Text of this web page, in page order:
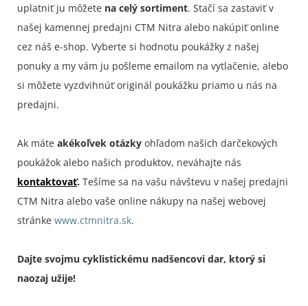
uplatniť ju môžete na celý sortiment. Stačí sa zastaviť v
našej kamennej predajni CTM Nitra alebo nakúpiť online
cez náš e-shop. Vyberte si hodnotu poukážky z našej
ponuky a my vám ju pošleme emailom na vytlačenie, alebo
si môžete vyzdvihnúť originál poukážku priamo u nás na
predajni.
Ak máte akékoľvek otázky ohľadom našich darčekových
poukážok alebo našich produktov, neváhajte nás
kontaktovať. Tešíme sa na vašu návštevu v našej predajni
CTM Nitra alebo vaše online nákupy na našej webovej
stránke www.ctmnitra.sk.
Dajte svojmu cyklistickému nadšencovi dar, ktorý si
naozaj užije!